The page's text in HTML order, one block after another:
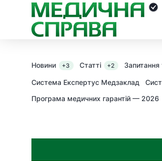
Новини +3 Статті +2 Запитання
Система Експертус Медзаклад
Програма медичних гарантій — 2026